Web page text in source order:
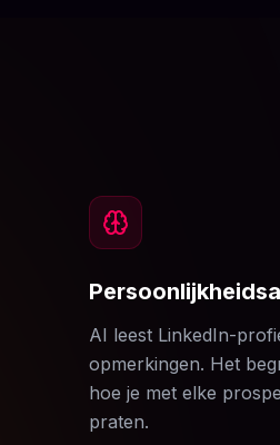
AI leest LinkedIn-
opmerkingen. Het
hoe je met elke
praten.